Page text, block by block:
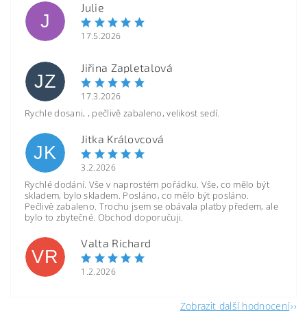
J
Julie
17.5.2026
JZ
Jiřina Zapletalová
17.3.2026
Rychle dosani, , pečlivě zabaleno, velikost sedí.
JK
Jitka Královcová
3.2.2026
Rychlé dodání. Vše v naprostém pořádku. Vše, co mělo být
skladem, bylo skladem. Posláno, co mělo být posláno.
Pečlivě zabaleno. Trochu jsem se obávala platby předem, ale
bylo to zbytečné. Obchod doporučuji.
VR
Valta Richard
1.2.2026
Zobrazit další hodnocení